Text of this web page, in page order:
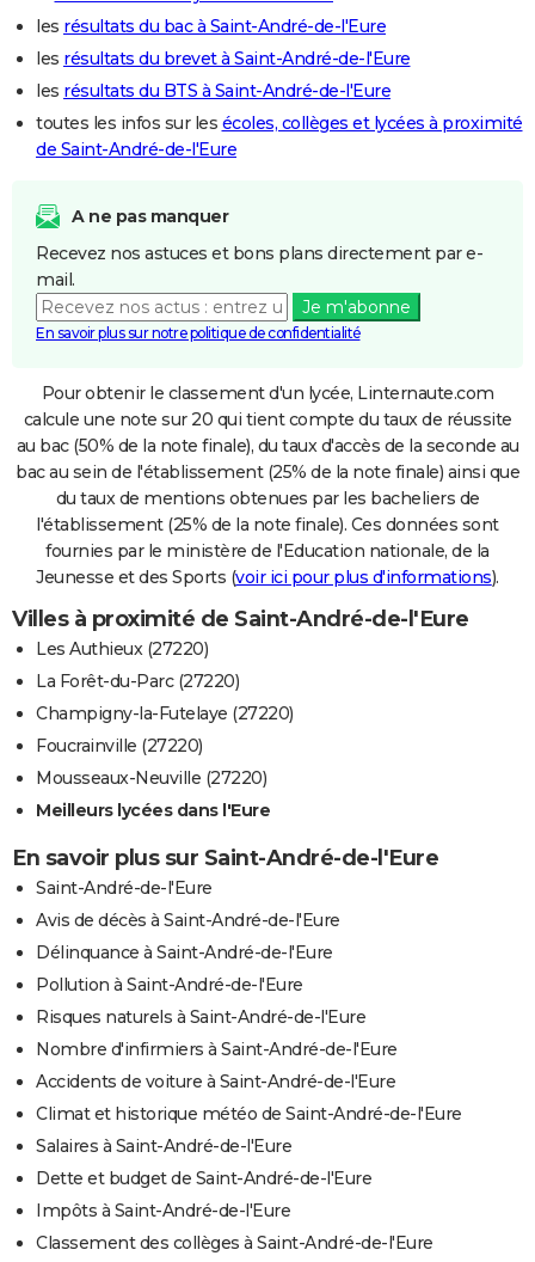
les résultats du bac à Saint-André-de-l'Eure
les résultats du brevet à Saint-André-de-l'Eure
les résultats du BTS à Saint-André-de-l'Eure
toutes les infos sur les écoles, collèges et lycées à proximité
de Saint-André-de-l'Eure
A ne pas manquer
Recevez nos astuces et bons plans directement par e-
mail.
Je m'abonne
En savoir plus sur notre politique de confidentialité
Pour obtenir le classement d'un lycée, Linternaute.com
calcule une note sur 20 qui tient compte du taux de réussite
au bac (50% de la note finale), du taux d'accès de la seconde au
bac au sein de l'établissement (25% de la note finale) ainsi que
du taux de mentions obtenues par les bacheliers de
l'établissement (25% de la note finale). Ces données sont
fournies par le ministère de l'Education nationale, de la
Jeunesse et des Sports (voir ici pour plus d'informations).
Villes à proximité de Saint-André-de-l'Eure
Les Authieux (27220)
La Forêt-du-Parc (27220)
Champigny-la-Futelaye (27220)
Foucrainville (27220)
Mousseaux-Neuville (27220)
Meilleurs lycées dans l'Eure
En savoir plus sur Saint-André-de-l'Eure
Saint-André-de-l'Eure
Avis de décès à Saint-André-de-l'Eure
Délinquance à Saint-André-de-l'Eure
Pollution à Saint-André-de-l'Eure
Risques naturels à Saint-André-de-l'Eure
Nombre d'infirmiers à Saint-André-de-l'Eure
Accidents de voiture à Saint-André-de-l'Eure
Climat et historique météo de Saint-André-de-l'Eure
Salaires à Saint-André-de-l'Eure
Dette et budget de Saint-André-de-l'Eure
Impôts à Saint-André-de-l'Eure
Classement des collèges à Saint-André-de-l'Eure